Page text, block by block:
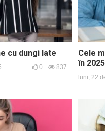
cu dungi late
0 837
Cele
în 2025
luni, 22